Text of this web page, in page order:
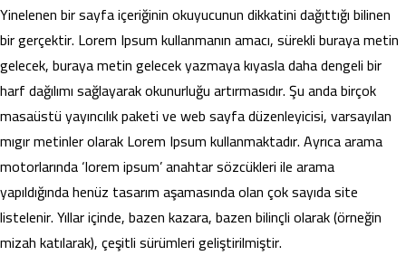
Yinelenen bir sayfa içeriğinin okuyucunun dikkatini dağıttığı bilinen
bir gerçektir. Lorem Ipsum kullanmanın amacı, sürekli buraya metin
gelecek, buraya metin gelecek yazmaya kıyasla daha dengeli bir
harf dağılımı sağlayarak okunurluğu artırmasıdır. Şu anda birçok
masaüstü yayıncılık paketi ve web sayfa düzenleyicisi, varsayılan
mıgır metinler olarak Lorem Ipsum kullanmaktadır. Ayrıca arama
motorlarında ‘lorem ipsum’ anahtar sözcükleri ile arama
yapıldığında henüz tasarım aşamasında olan çok sayıda site
listelenir. Yıllar içinde, bazen kazara, bazen bilinçli olarak (örneğin
mizah katılarak), çeşitli sürümleri geliştirilmiştir.